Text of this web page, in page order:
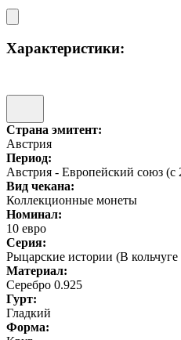
Характеристики:
Страна эмитент:
Австрия
Период:
Австрия - Европейский союз (с
Вид чекана:
Коллекционные монеты
Номинал:
10 евро
Серия:
Рыцарские истории (В
Материал:
Серебро 0.925
Гурт:
Гладкий
Форма: